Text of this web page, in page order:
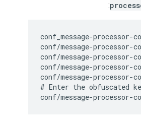
:
conf_message-
conf/message-
conf/message-
conf/message-
conf/message-
# Enter the obfuscated
conf/message-processor-